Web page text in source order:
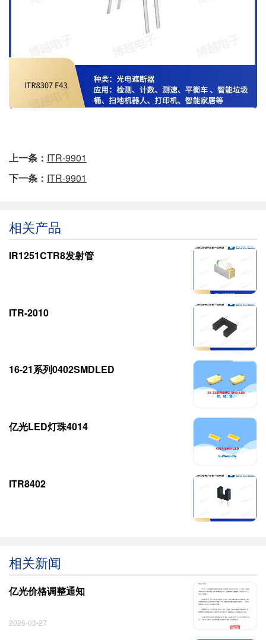
上一条： ITR-9901
下一条： ITR-9901
相关产品
IR1251CTR8发射管
ITR-2010
16-21系列0402SMDLED
亿光LED灯珠4014
ITR8402
相关新闻
亿光价格调整通知
2026-03-27